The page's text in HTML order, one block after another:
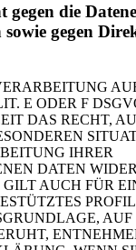
gegen die
sowie gegen
E ODER F
DAS RECHT,
IHRER
DATEN
AUCH FÜR